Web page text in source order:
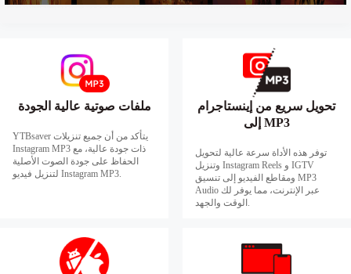
ملفات صوتية عالية الجودة
YTBsaver يتأكد من أن جميع تنزيلات
Instagram MP3 ذات جودة عالية، مع
الحفاظ على جودة الصوت الأصلية
لتنزيل فيديو Instagram MP3.
تحويل سريع من إينستاجرام
إلى MP3
توفر هذه الأداة سرعة عالية لتحويل
وتنزيل Instagram Reels و IGTV
ومقاطع الفيديو إلى تنسيق MP3
Audio عبر الإنترنت، مما يوفر لك
الوقت والجهد.